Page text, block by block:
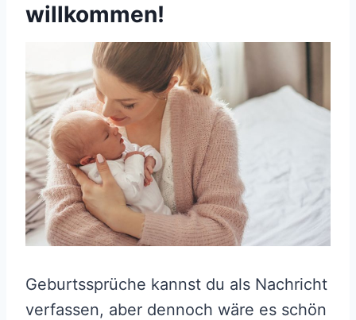
willkommen!
Geburtssprüche kannst du als Nachricht
verfassen, aber dennoch wäre es schön